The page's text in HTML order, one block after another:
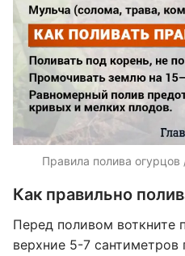
Правила полива
Как правильно
Перед поливом воткните
верхние 5-7